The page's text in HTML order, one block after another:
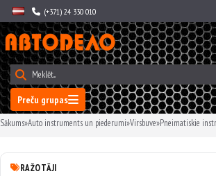
(+371) 24 330 010
Preču grupas
Sākums»Auto instruments un piederumi»Virsbuve»Pneimatiskie
RAŽOTĀJI